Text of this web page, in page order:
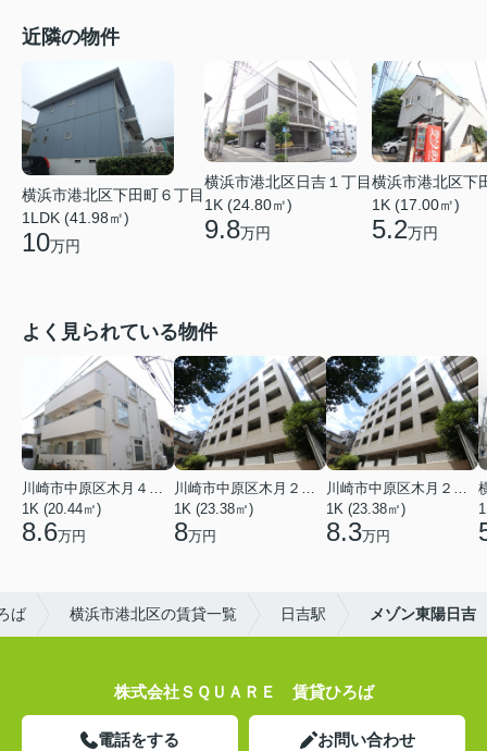
近隣の物件
横浜市港北区下田町６丁目
1LDK (41.98㎡)
10万円
横浜市港北区日吉１丁目
1K (24.80㎡)
9.8万円
横浜市港北区下
1K (17.00㎡)
5.2万円
よく見られている物件
川崎市中原区木月４丁目
1K (20.44㎡)
8.6万円
川崎市中原区木月２丁目
1K (23.38㎡)
8万円
川崎市中原区木月２丁目
1K (23.38㎡)
8.3万円
ば 横浜市港北区の賃貸一覧 日吉駅 メゾン東陽日吉
株式会社ＳＱＵＡＲＥ 賃貸ひろば
電話をする お問い合わせ